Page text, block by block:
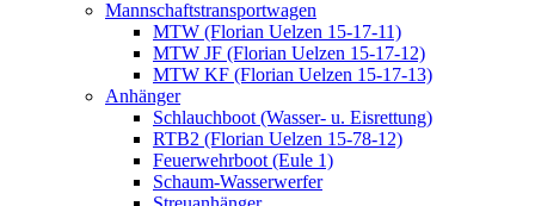
Mannschaftstransportwagen
MTW (Florian Uelzen 15-17-11)
MTW JF (Florian Uelzen 15-17-12)
MTW KF (Florian Uelzen 15-17-13)
Anhänger
Schlauchboot (Wasser- u. Eisrettung)
RTB2 (Florian Uelzen 15-78-12)
Feuerwehrboot (Eule 1)
Schaum-Wasserwerfer